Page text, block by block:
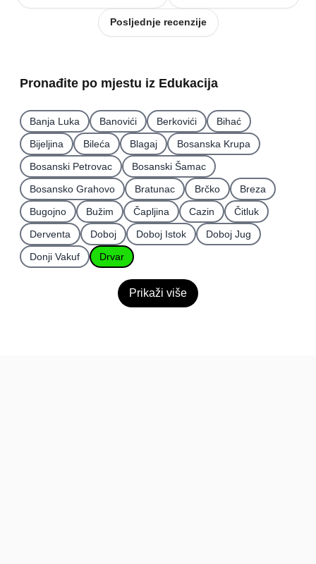
Posljednje recenzije
Pronađite po mjestu iz Edukacija
Banja Luka Banovići Berkovići
Bihać
Bijeljina
Bileća Blagaj
Bosanska Krupa
Bosanski Petrovac
Bosanski Šamac
Bosansko Grahovo
Bratunac Brčko
Breza
Bugojno
Bužim Čapljina Cazin
Čitluk
Derventa
Doboj Doboj Istok
Doboj Jug
Donji Vakuf
Drvar
Prikaži više